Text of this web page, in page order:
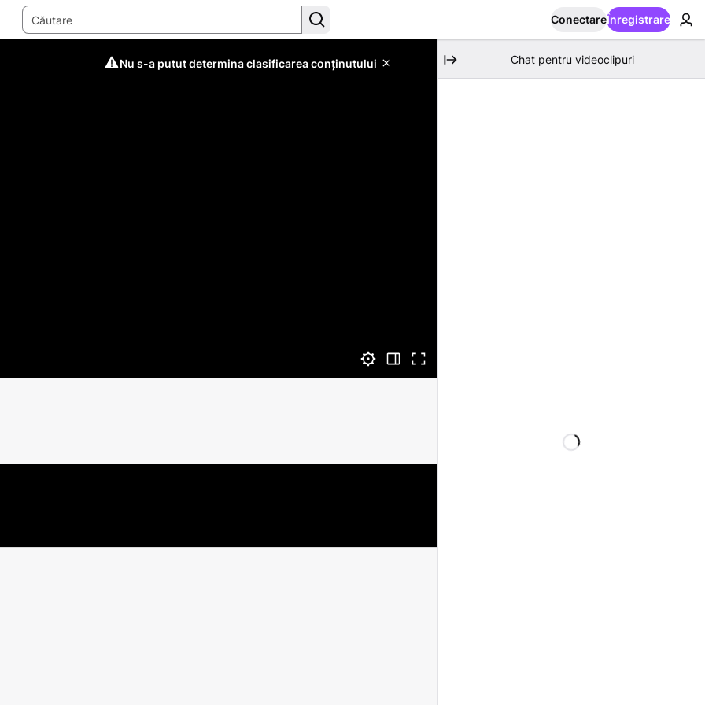
ConectareÎnregistrare
Nu s-a putut determina clasificarea conținutului Chat pentru videoclipuri